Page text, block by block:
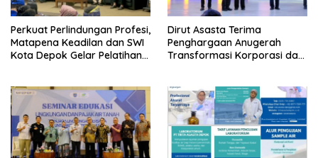
Perkuat Perlindungan Profesi,
Matapena Keadilan dan SWI
Kota Depok Gelar Pelatihan
Dirut Asasta Terima
Penghargaan Anugerah
Transformasi Korporasi dan